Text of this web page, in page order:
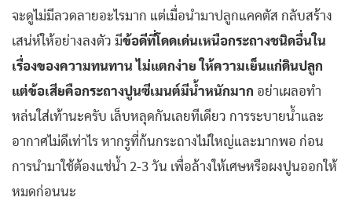
จะดูไม่มีลวดลายอะไรมาก แต่เมื่อนำมาปลูกแคคตัส กลับสร้าง
เสน่ห์ให้อย่างลงตัว มีข้อดีที่โดดเด่นเหนือกระถางชนิดอื่นใน
เรื่องของความทนทาน ไม่แตกง่าย ให้ความเย็นแก่ดินปลูก
แต่ข้อเสียคือกระถางปูนซีเมนต์มีน้ำหนักมาก อย่าเผลอทำ
หล่นใส่เท้านะครับ เล็บหลุดกันเลยทีเดียว การระบายน้ำและ
อากาศไม่ดีเท่าไร หากรูที่ก้นกระถางไม่ใหญ่และมากพอ ก่อน
การนำมาใช้ต้องแช่น้ำ 2-3 วัน เพื่อล้างให้เศษหรือผงปูนออกให้
หมดก่อนนะ